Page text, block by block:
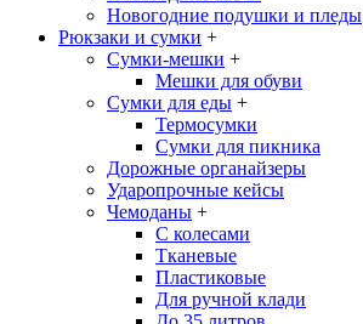
Новогодние подушки и пледы
Рюкзаки и сумки +
Сумки-мешки +
Мешки для обуви
Сумки для еды +
Термосумки
Сумки для пикника
Дорожные органайзеры
Ударопрочные кейсы
Чемоданы +
С колесами
Тканевые
Пластиковые
Для ручной клади